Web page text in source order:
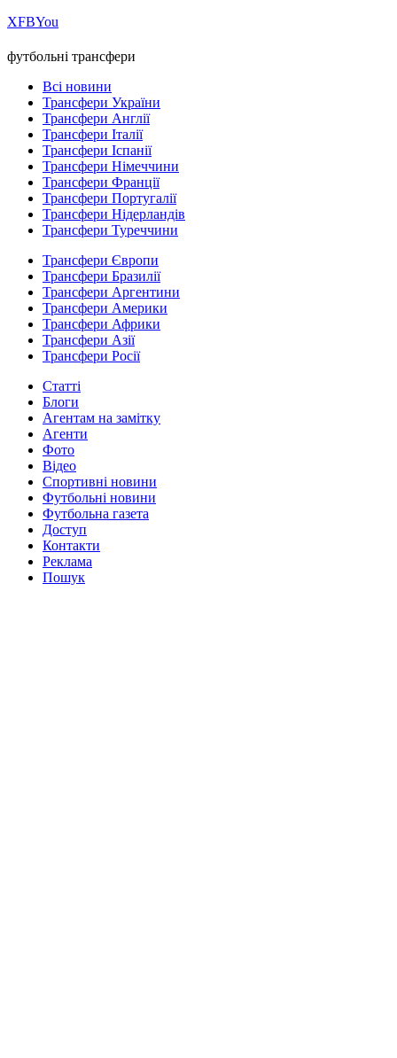
ХFBYou
футбольні трансфери
Всі новини
Трансфери України
Трансфери Англії
Трансфери Італії
Трансфери Іспанії
Трансфери Німеччини
Трансфери Франції
Трансфери Португалії
Трансфери Нідерландів
Трансфери Туреччини
Трансфери Європи
Трансфери Бразилії
Трансфери Аргентини
Трансфери Америки
Трансфери Африки
Трансфери Азії
Трансфери Росії
Статті
Блоги
Агентам на замітку
Агенти
Фото
Відео
Спортивні новини
Футбольні новини
Футбольна газета
Доступ
Контакти
Реклама
Пошук